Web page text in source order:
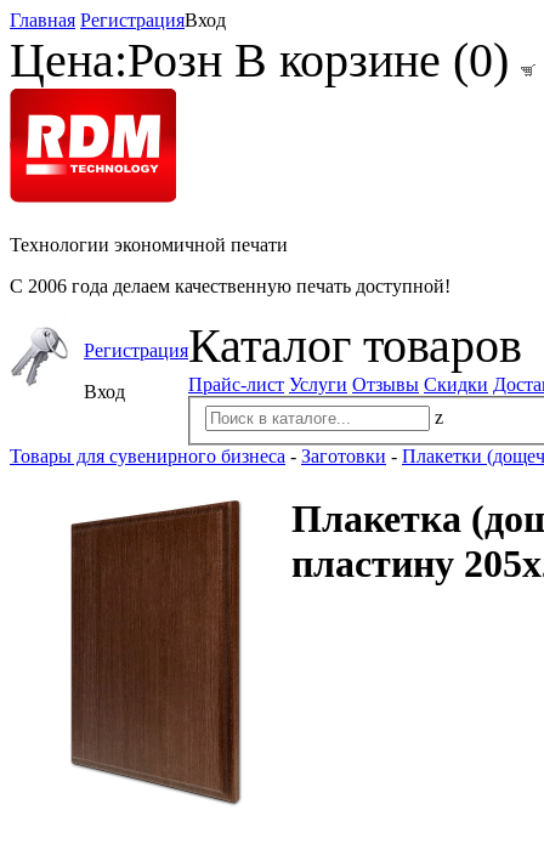
Главная РегистрацияВход
Цена:Розн В корзине (0)
Технологии экономичной печати
С 2006 года делаем качественную печать доступной!
Регистрация
Вход
Каталог товаров
Прайс-лист Услуги Отзывы Скидки
z
Товары для сувенирного бизнеса - Заготовки - Плакетки
Плакетка
пластину